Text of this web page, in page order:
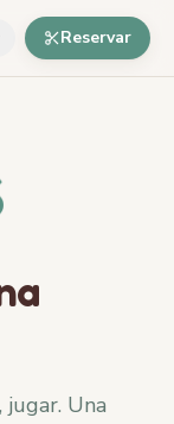
Reservar
Una